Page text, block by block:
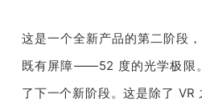
这是一个全新产品的第二阶段
既有屏障——52 度的光学极限
了下一个新阶段。这是除了 VR